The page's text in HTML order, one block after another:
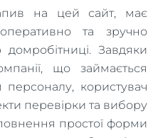
на цей сайт, має
та зручно
домробітниці. Завдяки
що займається
користувач
перевірки та вибору
простої форми